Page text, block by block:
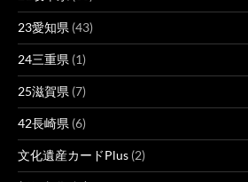
23愛知県 (43)
24三重県 (1)
25滋賀県 (7)
42長崎県 (6)
文化遺産カードPlus (2)